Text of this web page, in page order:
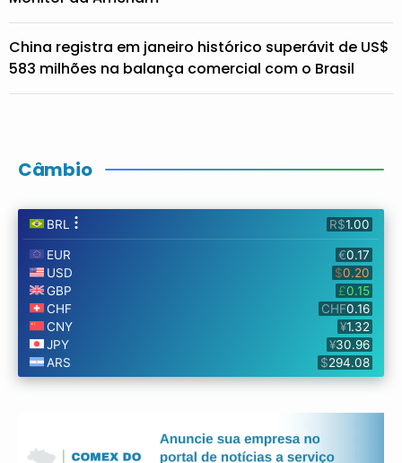
China registra em janeiro histórico superávit de US$
583 milhões na balança comercial com o Brasil
Câmbio